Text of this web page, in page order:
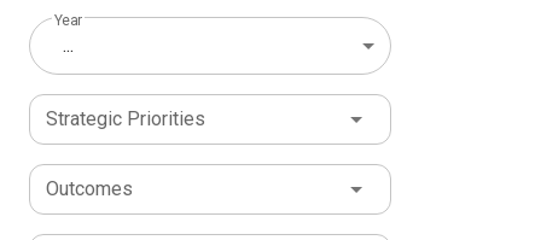
Year
...
Strategic Priorities
Outcomes